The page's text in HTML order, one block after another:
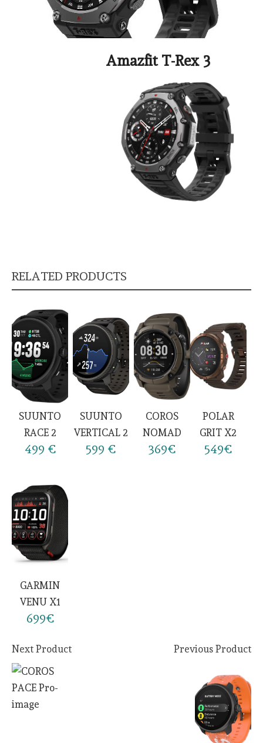
Amazfit T-Rex 3
RELATED PRODUCTS
SUUNTO
RACE 2
499 €
SUUNTO
VERTICAL 2
599 €
COROS
NOMAD
369€
POLAR
GRIT X2
549€
GARMIN
VENU X1
699€
Next Product Previous Product